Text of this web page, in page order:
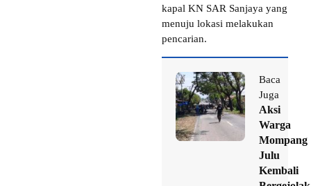
kapal KN SAR Sanjaya yang
menuju lokasi melakukan
pencarian.
Baca
Juga
Aksi
Warga
Mompang
Julu
Kembali